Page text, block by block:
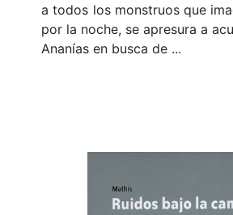
a todos los monstruos que
por la noche, se apresura a
Ananías en busca de ...